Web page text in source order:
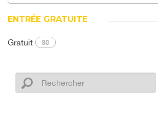
ENTRÉE GRATUITE
Gratuit 80